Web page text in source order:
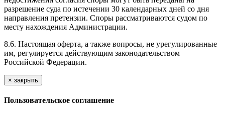
разрешение суда по истечении 30 календарных дней со дня
направления претензии. Споры рассматриваются судом по
месту нахождения Администрации.
8.6. Настоящая оферта, а также вопросы, не урегулированные
им, регулируется действующим законодательством
Российской Федерации.
× закрыть
Пользовательское соглашение